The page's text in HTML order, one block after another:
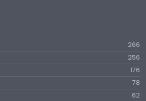
266
256
176
78
62